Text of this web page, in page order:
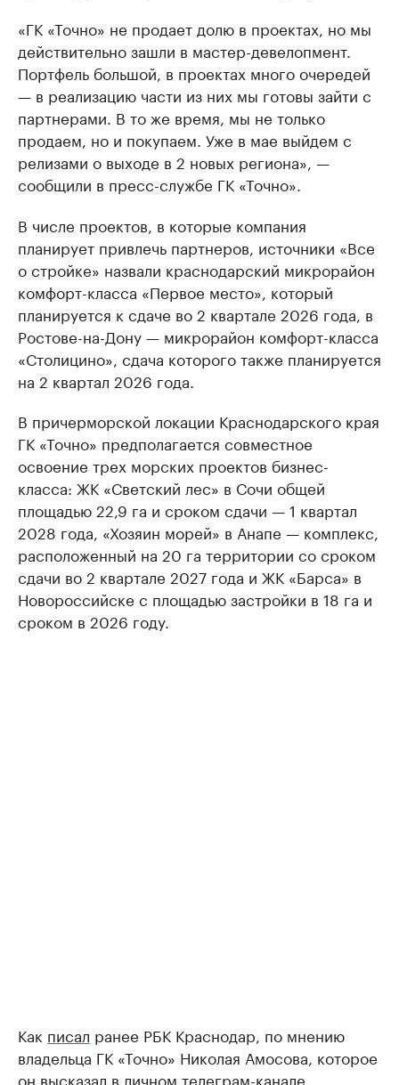
«ГК «Точно» не продает долю в проектах, но мы
действительно зашли в мастер-девелопмент.
Портфель большой, в проектах много очередей
— в реализацию части из них мы готовы зайти с
партнерами. В то же время, мы не только
продаем, но и покупаем. Уже в мае выйдем с
релизами о выходе в 2 новых региона», —
сообщили в пресс-службе ГК «Точно».
В числе проектов, в которые компания
планирует привлечь партнеров, источники «Все
о стройке» назвали краснодарский микрорайон
комфорт-класса «Первое место», который
планируется к сдаче во 2 квартале 2026 года, в
Ростове-на-Дону — микрорайон комфорт-класса
«Столицино», сдача которого также планируется
на 2 квартал 2026 года.
В причерморской локации Краснодарского края
ГК «Точно» предполагается совместное
освоение трех морских проектов бизнес-
класса: ЖК «Светский лес» в Сочи общей
площадью 22,9 га и сроком сдачи — 1 квартал
2028 года, «Хозяин морей» в Анапе — комплекс,
расположенный на 20 га территории со сроком
сдачи во 2 квартале 2027 года и ЖК «Барса» в
Новороссийске с площадью застройки в 18 га и
сроком в 2026 году.
Как писал ранее РБК Краснодар, по мнению
владельца ГК «Точно» Николая Амосова, которое
он высказал в личном телеграм-канале,